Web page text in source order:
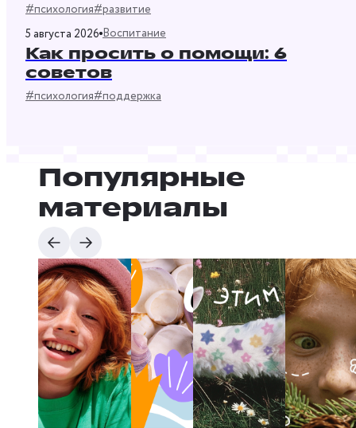
#психология#развитие
5 августа 2026 Воспитание
Как просить о помощи: 6
советов
#психология#поддержка
Популярные
материалы